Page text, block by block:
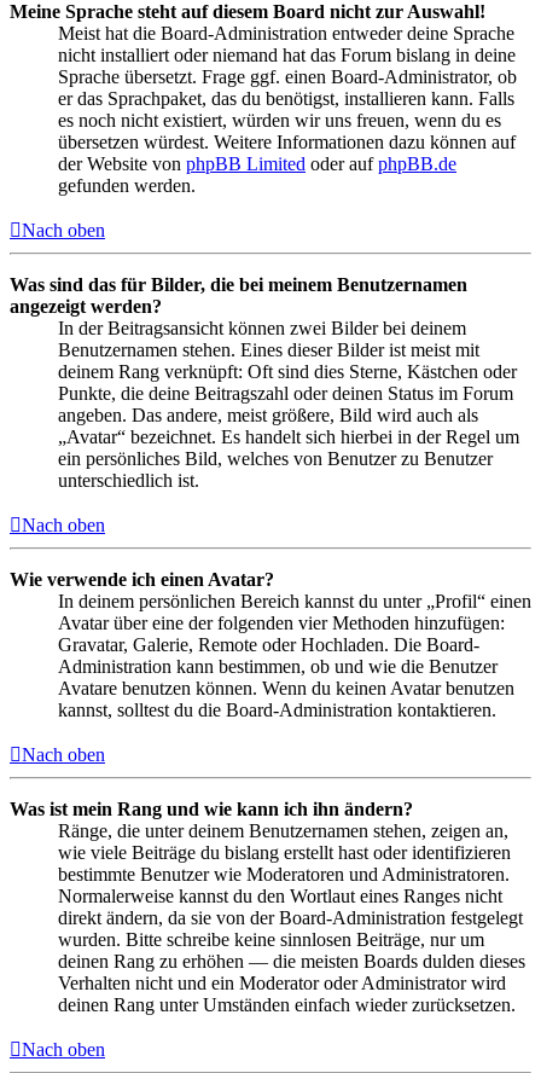
Meine Sprache steht auf diesem Board nicht zur Auswahl!
Meist hat die Board-Administration entweder deine Sprache
nicht installiert oder niemand hat das Forum bislang in deine
Sprache übersetzt. Frage ggf. einen Board-Administrator, ob
er das Sprachpaket, das du benötigst, installieren kann. Falls
es noch nicht existiert, würden wir uns freuen, wenn du es
übersetzen würdest. Weitere Informationen dazu können auf
der Website von phpBB Limited oder aufphpBB.de
gefunden werden.
Nach oben
Was sind das für Bilder, die bei meinem Benutzernamen
angezeigt werden?
In der Beitragsansicht können zwei Bilder bei deinem
Benutzernamen stehen. Eines dieser Bilder ist meist mit
deinem Rang verknüpft: Oft sind dies Sterne, Kästchen oder
Punkte, die deine Beitragszahl oder deinen Status im Forum
angeben. Das andere, meist größere, Bild wird auch als
„Avatar“ bezeichnet. Es handelt sich hierbei in der Regel um
ein persönliches Bild, welches von Benutzer zu Benutzer
unterschiedlich ist.
Nach oben
Wie verwende ich einen Avatar?
In deinem persönlichen Bereich kannst du unter „Profil“ einen
Avatar über eine der folgenden vier Methoden hinzufügen:
Gravatar, Galerie, Remote oder Hochladen. Die Board-
Administration kann bestimmen, ob und wie die Benutzer
Avatare benutzen können. Wenn du keinen Avatar benutzen
kannst, solltest du die Board-Administration kontaktieren.
Nach oben
Was ist mein Rang und wie kann ich ihn ändern?
Ränge, die unter deinem Benutzernamen stehen, zeigen an,
wie viele Beiträge du bislang erstellt hast oder identifizieren
bestimmte Benutzer wie Moderatoren und Administratoren.
Normalerweise kannst du den Wortlaut eines Ranges nicht
direkt ändern, da sie von der Board-Administration festgelegt
wurden. Bitte schreibe keine sinnlosen Beiträge, nur um
deinen Rang zu erhöhen — die meisten Boards dulden dieses
Verhalten nicht und ein Moderator oder Administrator wird
deinen Rang unter Umständen einfach wieder zurücksetzen.
Nach oben